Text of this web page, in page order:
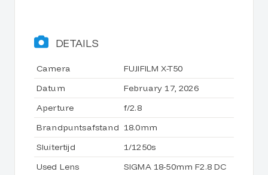
DETAILS
Camera
FUJIFILM X-T50
Datum
February 17, 2026
Aperture
f/2.8
Brandpuntsafstand 18.0mm
Sluitertijd
1/1250s
Used Lens
SIGMA 18-50mm F2.8 DC